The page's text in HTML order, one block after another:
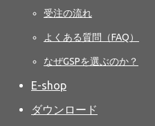
受注の流れ
よくある質問（FAQ）
なぜGSPを選ぶのか？
E-shop
ダウンロード